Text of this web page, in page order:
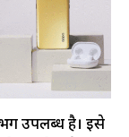
उपलब्ध है। इसे